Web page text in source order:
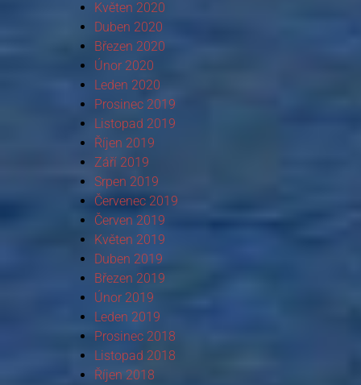
Květen 2020
Duben 2020
Březen 2020
Únor 2020
Leden 2020
Prosinec 2019
Listopad 2019
Říjen 2019
Září 2019
Srpen 2019
Červenec 2019
Červen 2019
Květen 2019
Duben 2019
Březen 2019
Únor 2019
Leden 2019
Prosinec 2018
Listopad 2018
Říjen 2018